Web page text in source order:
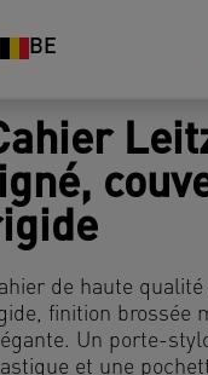
BE
de haute
finition brossée
Un porte-
et une